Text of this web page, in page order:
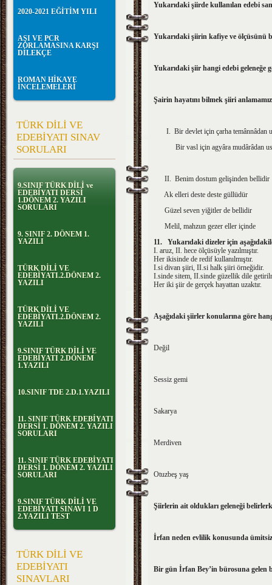
2020-2021 EĞİTİM YILI
AŞI VE PCR
ZORLAMASINA KARŞI
DİLEKÇE
ROMAN HİKAYE
İNCELEMELERİ
TÜRK DİLİ VE
EDEBİYATI SINAV
SORULARI
9.SINIF TÜRK DİLİ ve
EDEBİYATI DERSİ
1.DÖNEM 2. YAZILI
SORULARI
9. SINIF 2. DÖNEM 1.
YAZILI
TÜRK DİLİ VE
EDEBİYATI.2.DÖNEM 2.
YAZILI
TÜRK DİLİ VE
EDEBİYATI.2.DÖNEM 2.
YAZILI
9.SINIF TÜRK DİLİ VE
EDEBİYATI 2.DÖNEM
1.YAZILI
10.SINIF TDE 2.D.1.YAZILI
11. SINIF TÜRK EDEBİYATI
DERSİ 1. DÖNEM 2. YAZILI
SORULARI
11. SINIF TÜRK EDEBİYATI
DERSİ 1. DÖNEM 2. YAZILI
SORULARI
9.SINIF TÜRK DİLİ VE
EDEBİYATI SINAVI 1 D
2.YAZILI TEST
TÜRK DİLİ VE
EDEBİYATI
SINAVLARI
Yukarıdaki şiirde kullanılan edebi
Yukarıdaki şiirin kafiye ve ölçüsünü
Yukarıdaki şiir hangi edebi geleneğe
Şairin hayatını bilmek şiiri
I. Bir devlet için çarha temânnâdan
Bir vasl için agyâra mudârâdan
II. Benim dostum gelişinden bellidir
Ak elleri deste deste güllüdür
Güzel seven yiğitler de bellidir
Melil, mahzun gezer eller içinde
11. Yukarıdaki dizeler için
I. aruz, II. hece ölçüsüyle yazılmıştır.
Her ikisinde de redif kullanılmıştır.
I.si divan şiiri, II.si halk şiiri örneğidir.
I.sinde sitem, II.sinde güzellik dile
Her iki şiir de gerçek hayattan uzaktır.
Aşağıdaki şiirler konularına göre
Değil
Sessiz gemi
Sakarya
Merdiven
Otuzbeş yaş
Şiirlerin ait oldukları geleneği
İrfan neden evlilik konusunda
Bir gün İrfan Bey’in bürosuna gelen